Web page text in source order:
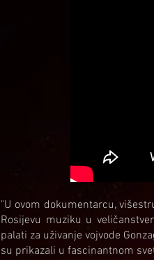
"U ovom dokumentarcu,
Rosijevu muziku u
palati za uživanje vojvode
su prikazali u fascinantnom